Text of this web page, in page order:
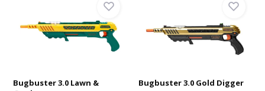
Bugbuster 3.0 Lawn &
Bugbuster 3.0 Gold Digger